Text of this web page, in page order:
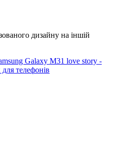
дизайну на іншій